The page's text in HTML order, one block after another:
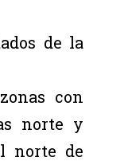
de la
con
norte y
norte de